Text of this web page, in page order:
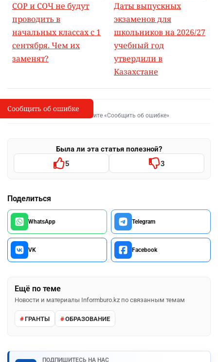
СОР и СОЧ не будут
проводить в
начальных классах с 1
сентября. Чем их
заменят?
Даты выпускных
экзаменов для
школьников на 2026/27
учебный год
утвердили в
Казахстане
I
Сообщить об опечатке
Выделите фрагмент и нажмите «Сообщить об ошибке»
Была ли эта статья полезной?
5 3
Поделиться
WhatsApp Telegram
VK Facebook
Ещё по теме
Новости и материалы Informburo.kz по связанным темам
ГРАНТЫ ОБРАЗОВАНИЕ
ПОДПИШИТЕСЬ НА НАС
Сообщить об ошибке